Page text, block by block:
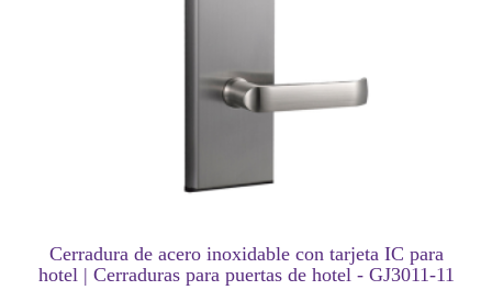
Cerradura de acero inoxidable con tarjeta IC para
hotel | Cerraduras para puertas de hotel - GJ3011-11